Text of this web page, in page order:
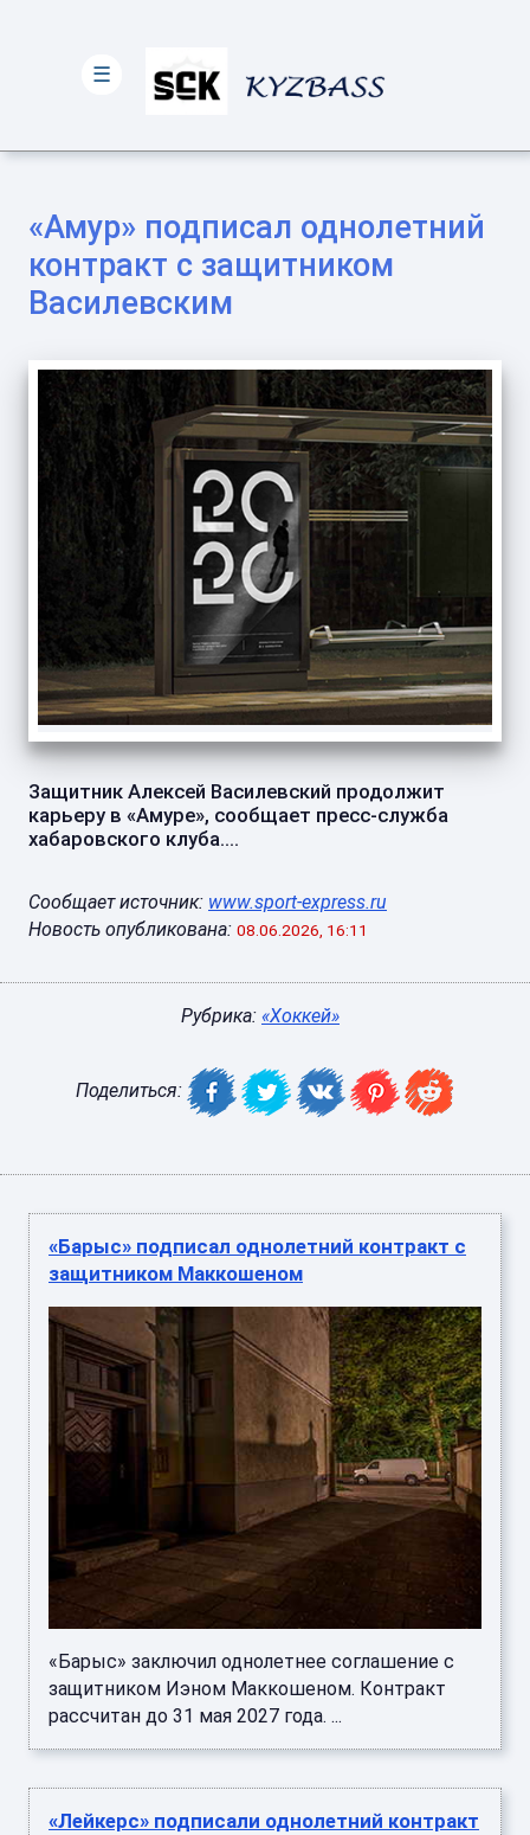
«Амур» подписал однолетний
контракт с защитником
Василевским
Защитник Алексей Василевский продолжит
карьеру в «Амуре», сообщает пресс-служба
хабаровского клуба....
Сообщает источник: www.sport-express.ru
Новость опубликована: 08.06.2026, 16:11
Рубрика: «Хоккей»
Поделиться:
«Барыс» подписал однолетний контракт с
защитником Маккошеном
«Барыс» заключил однолетнее соглашение с
защитником Иэном Маккошеном. Контракт
рассчитан до 31 мая 2027 года. ...
«Лейкерс» подписали однолетний контракт
☰